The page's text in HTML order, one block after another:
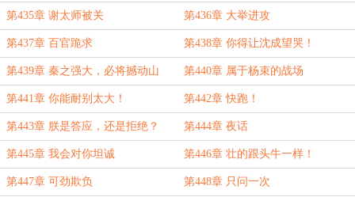
第435章 谢太师被关 第436章 大举进攻
第437章 百官跪求 第438章 你得让沈成望哭！
第439章 秦之强大，必将撼动山
海！
第440章 属于杨束的战场
第441章 你能耐别太大！ 第442章 快跑！
第443章 朕是答应，还是拒绝？ 第444章 夜话
第445章 我会对你坦诚 第446章 壮的跟头牛一样！
第447章 可劲欺负 第448章 只问一次